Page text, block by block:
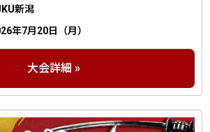
新潟
年7月20日（月）
大会詳細 »